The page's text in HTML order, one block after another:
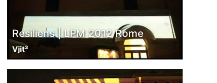
Resiliens | LPM 2012 Rome
Vjit³